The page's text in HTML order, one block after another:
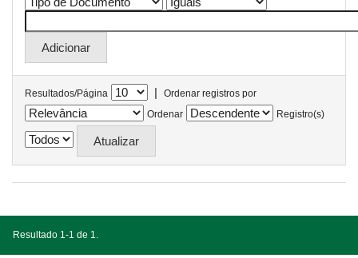
Resultados/Página |
Ordenar registros por
Ordenar
Registro(s)
Resultado 1-1 de 1.